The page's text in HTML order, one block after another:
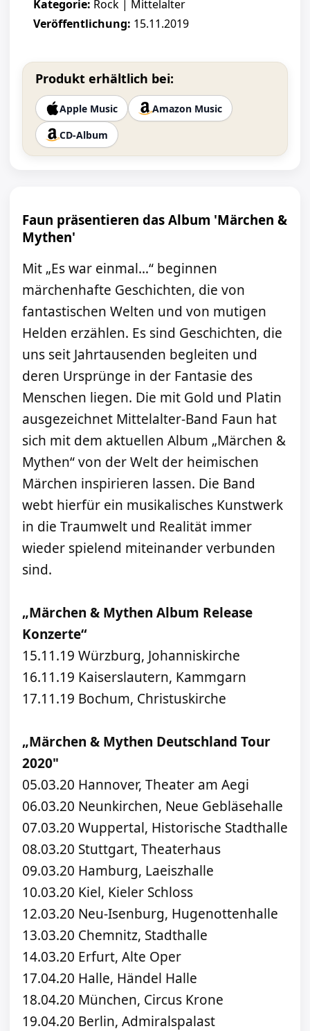
Kategorie: Rock | Mittelalter
Veröffentlichung: 15.11.2019
Produkt erhältlich bei:
Apple Music
Amazon Music
CD-Album
Faun präsentieren das Album 'Märchen &
Mythen'
Mit „Es war einmal…“ beginnen
märchenhafte Geschichten, die von
fantastischen Welten und von mutigen
Helden erzählen. Es sind Geschichten, die
uns seit Jahrtausenden begleiten und
deren Ursprünge in der Fantasie des
Menschen liegen. Die mit Gold und Platin
ausgezeichnet Mittelalter-Band Faun hat
sich mit dem aktuellen Album „Märchen &
Mythen“ von der Welt der heimischen
Märchen inspirieren lassen. Die Band
webt hierfür ein musikalisches Kunstwerk
in die Traumwelt und Realität immer
wieder spielend miteinander verbunden
sind.
„Märchen & Mythen Album Release
Konzerte“
15.11.19 Würzburg, Johanniskirche
16.11.19 Kaiserslautern, Kammgarn
17.11.19 Bochum, Christuskirche
„Märchen & Mythen Deutschland Tour
2020"
05.03.20 Hannover, Theater am Aegi
06.03.20 Neunkirchen, Neue Gebläsehalle
07.03.20 Wuppertal, Historische Stadthalle
08.03.20 Stuttgart, Theaterhaus
09.03.20 Hamburg, Laeiszhalle
10.03.20 Kiel, Kieler Schloss
12.03.20 Neu-Isenburg, Hugenottenhalle
13.03.20 Chemnitz, Stadthalle
14.03.20 Erfurt, Alte Oper
17.04.20 Halle, Händel Halle
18.04.20 München, Circus Krone
19.04.20 Berlin, Admiralspalast